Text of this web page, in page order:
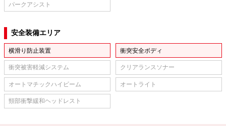
パークアシスト
安全装備エリア
横滑り防止装置 衝突安全ボディ
衝突被害軽減システム クリアランスソナー
オートマチックハイビーム オートライト
頸部衝撃緩和ヘッドレスト